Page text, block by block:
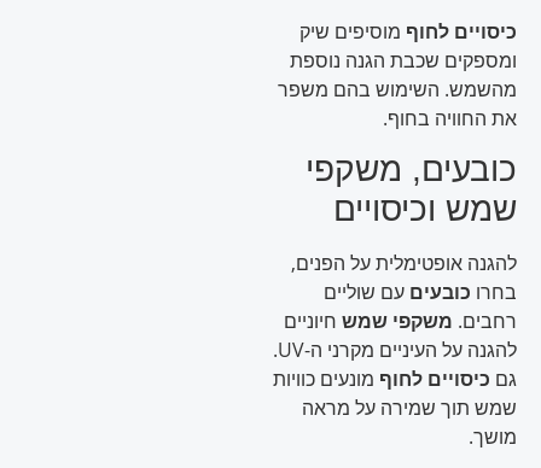
כיסויים לחוףמוסיפים שיק
ומספקים שכבת הגנה נוספת
מהשמש. השימוש בהם משפר
את החוויה בחוף.
כובעים, משקפי
שמש וכיסויים
להגנה אופטימלית על הפנים,
בחרוכובעיםעם שוליים
רחבים.משקפי שמשחיוניים
להגנה על העיניים מקרני ה-UV.
גםכיסויים לחוףמונעים כוויות
שמש תוך שמירה על מראה
מושך.